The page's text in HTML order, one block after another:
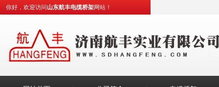
你好，欢迎访问山东航丰电缆桥架网站！